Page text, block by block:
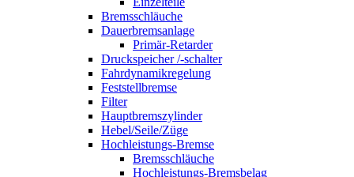
Bremsschläuche
Dauerbremsanlage
Primär-Retarder
Druckspeicher /-schalter
Fahrdynamikregelung
Feststellbremse
Filter
Hauptbremszylinder
Hebel/Seile/Züge
Hochleistungs-Bremse
Bremsschläuche
Hochleistungs-Bremsbelag